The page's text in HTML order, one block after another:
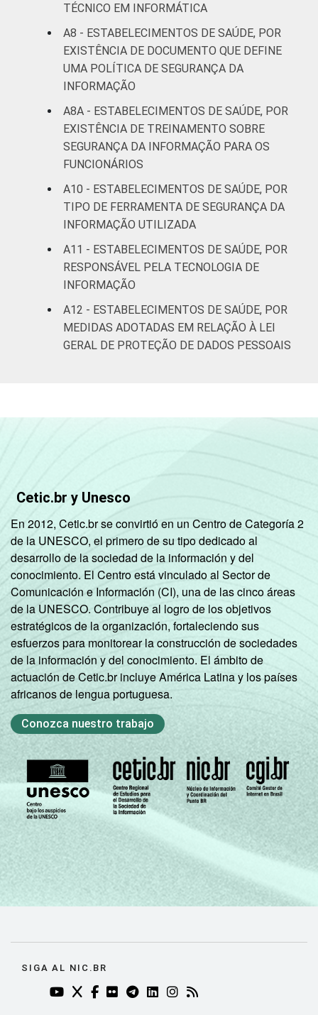
TÉCNICO EM INFORMÁTICA
A8 - ESTABELECIMENTOS DE SAÚDE, POR
EXISTÊNCIA DE DOCUMENTO QUE DEFINE
UMA POLÍTICA DE SEGURANÇA DA
INFORMAÇÃO
A8A - ESTABELECIMENTOS DE SAÚDE, POR
EXISTÊNCIA DE TREINAMENTO SOBRE
SEGURANÇA DA INFORMAÇÃO PARA OS
FUNCIONÁRIOS
A10 - ESTABELECIMENTOS DE SAÚDE, POR
TIPO DE FERRAMENTA DE SEGURANÇA DA
INFORMAÇÃO UTILIZADA
A11 - ESTABELECIMENTOS DE SAÚDE, POR
RESPONSÁVEL PELA TECNOLOGIA DE
INFORMAÇÃO
A12 - ESTABELECIMENTOS DE SAÚDE, POR
MEDIDAS ADOTADAS EM RELAÇÃO À LEI
GERAL DE PROTEÇÃO DE DADOS PESSOAIS
Cetic.br y Unesco
En 2012, Cetic.br se convirtió en un Centro de Categoría 2
de la UNESCO, el primero de su tipo dedicado al
desarrollo de la sociedad de la información y del
conocimiento. El Centro está vinculado al Sector de
Comunicación e Información (CI), una de las cinco áreas
de la UNESCO. Contribuye al logro de los objetivos
estratégicos de la organización, fortaleciendo sus
esfuerzos para monitorear la construcción de sociedades
de la información y del conocimiento. El ámbito de
actuación de Cetic.br incluye América Latina y los países
africanos de lengua portuguesa.
Conozca nuestro trabajo
SIGA AL NIC.BR
YOUTUBE DO NIC.BR (ABRE EM NOVA ABA)
TWITTER DO NIC.BR (ABRE EM NOVA ABA)
FACEBOOK DO NIC.BR (ABRE EM NOVA
FLICKR DO NIC.BR (ABRE EM NOVA
TELEGRAM DO NIC.BR (ABRE EM
LINKEDIN DO NIC.BR (ABRE
INSTAGRAM DO NIC.BR
RSS DO NIC.BR (ABRE